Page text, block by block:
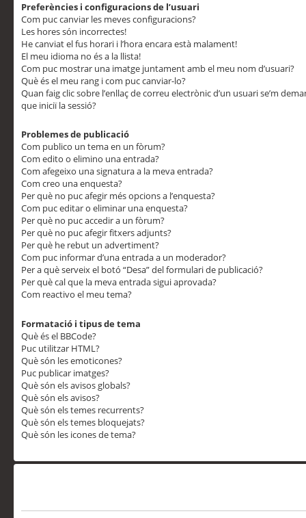
Preferències i configuracions de l’usuari
Com puc canviar les meves configuracions?
Les hores són incorrectes!
He canviat el fus horari i l’hora encara està malament!
El meu idioma no és a la llista!
Com puc mostrar una imatge juntament amb el meu nom d’usuari?
Què és el meu rang i com puc canviar-lo?
Quan faig clic sobre l’enllaç de correu electrònic d’un usuari se’m
que iniciï la sessió?
Problemes de publicació
Com publico un tema en un fòrum?
Com edito o elimino una entrada?
Com afegeixo una signatura a la meva entrada?
Com creo una enquesta?
Per què no puc afegir més opcions a l’enquesta?
Com puc editar o eliminar una enquesta?
Per què no puc accedir a un fòrum?
Per què no puc afegir fitxers adjunts?
Per què he rebut un advertiment?
Com puc informar d’una entrada a un moderador?
Per a què serveix el botó “Desa” del formulari de publicació?
Per què cal que la meva entrada sigui aprovada?
Com reactivo el meu tema?
Formatació i tipus de tema
Què és el BBCode?
Puc utilitzar HTML?
Què són les emoticones?
Puc publicar imatges?
Què són els avisos globals?
Què són els avisos?
Què són els temes recurrents?
Què són els temes bloquejats?
Què són les icones de tema?